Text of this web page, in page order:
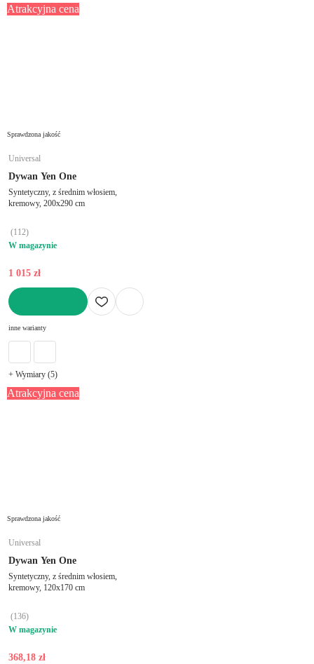
Atrakcyjna cena
Sprawdzona jakość
Universal
Dywan Yen One
Syntetyczny, z średnim włosiem,
kremowy, 200x290 cm
(112)
W magazynie
1 015 zł
inne warianty
+ Wymiary (5)
Atrakcyjna cena
Sprawdzona jakość
Universal
Dywan Yen One
Syntetyczny, z średnim włosiem,
kremowy, 120x170 cm
(136)
W magazynie
368,18 zł